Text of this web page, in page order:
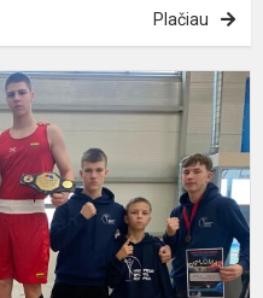
Plačiau